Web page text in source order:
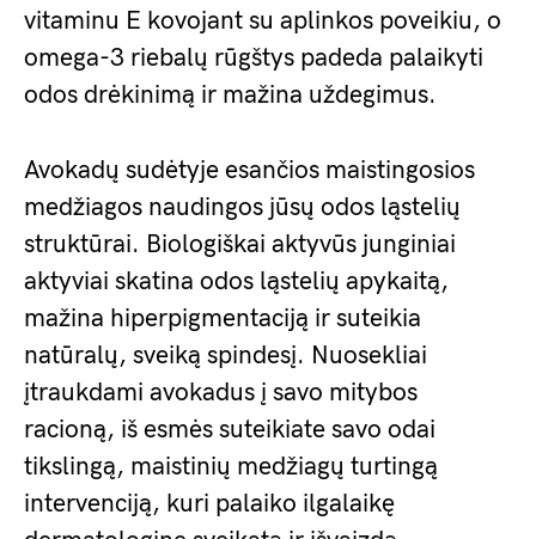
vitaminu E kovojant su aplinkos poveikiu, o
omega-3 riebalų rūgštys padeda palaikyti
odos drėkinimą ir mažina uždegimus.
Avokadų sudėtyje esančios maistingosios
medžiagos naudingos jūsų odos ląstelių
struktūrai. Biologiškai aktyvūs junginiai
aktyviai skatina odos ląstelių apykaitą,
mažina hiperpigmentaciją ir suteikia
natūralų, sveiką spindesį. Nuosekliai
įtraukdami avokadus į savo mitybos
racioną, iš esmės suteikiate savo odai
tikslingą, maistinių medžiagų turtingą
intervenciją, kuri palaiko ilgalaikę